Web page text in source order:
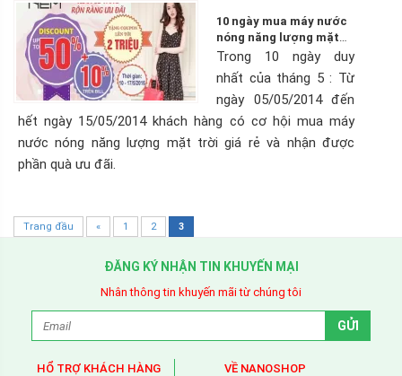
10 ngày mua máy nước
nóng năng lượng mặt
trời giá rẻ
Trong 10 ngày duy
nhất của tháng 5 : Từ
ngày 05/05/2014 đến
hết ngày 15/05/2014 khách hàng có cơ hội mua máy
nước nóng năng lượng mặt trời giá rẻ và nhận được
phần quà ưu đãi.
Trang đầu « 1 2 3
ĐĂNG KÝ NHẬN TIN KHUYẾN MẠI
Nhân thông tin khuyến mãi từ chúng tôi
HỔ TRỢ KHÁCH HÀNG VỀ NANOSHOP